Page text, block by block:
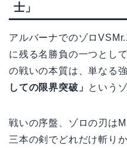
士」
アルバーナでのゾロ
に残る名勝負の一つとし
の戦いの本質は、単なる
しての限界突破」 という
戦いの序盤、ゾロの刃は
三本の剣でどれだけ斬り